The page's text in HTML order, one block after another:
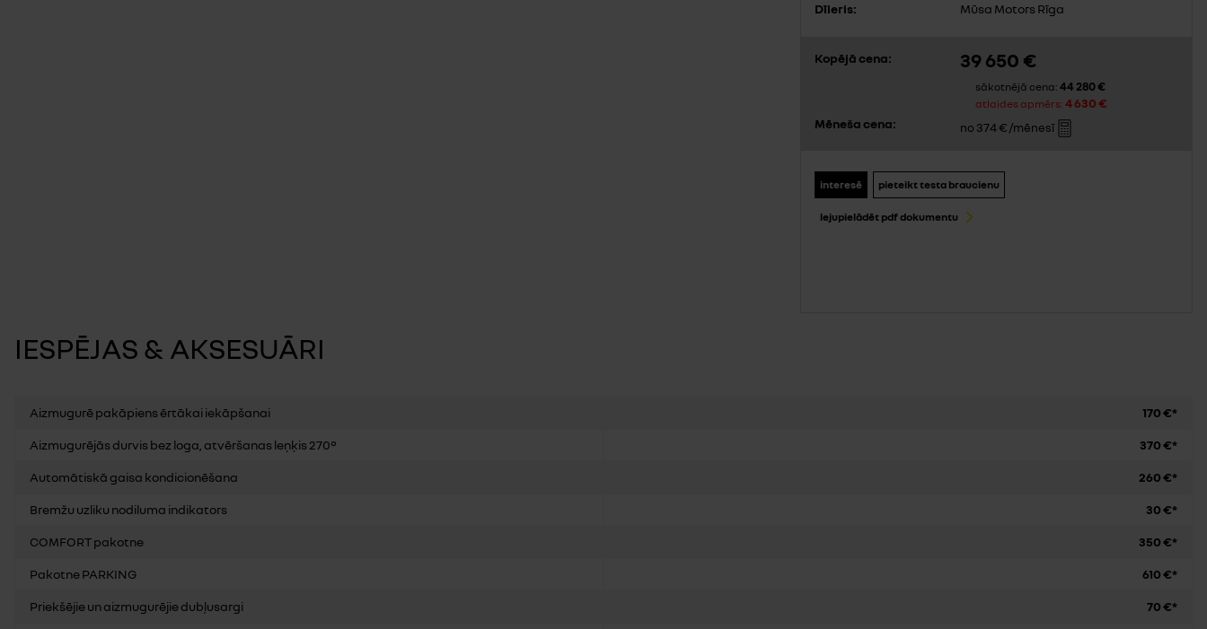
Dīleris:
Mūsa Motors Rīga
Kopējā cena: 39 650 €
sākotnējā cena: 44 280 €
atlaides apmērs: 4 630 €
Mēneša cena:
no 374 €/mēnesī
interesē pieteikt testa braucienu
lejupielādēt pdf dokumentu
IESPĒJAS & AKSESUĀRI
Aizmugurē pakāpiens ērtākai iekāpšanai 170 €*
Aizmugurējās durvis bez loga, atvēršanas leņķis 270° 370 €*
Automātiskā gaisa kondicionēšana 260 €*
Bremžu uzliku nodiluma indikators 30 €*
COMFORT pakotne 350 €*
Pakotne PARKING 610 €*
Priekšējie un aizmugurējie dubļusargi 70 €*